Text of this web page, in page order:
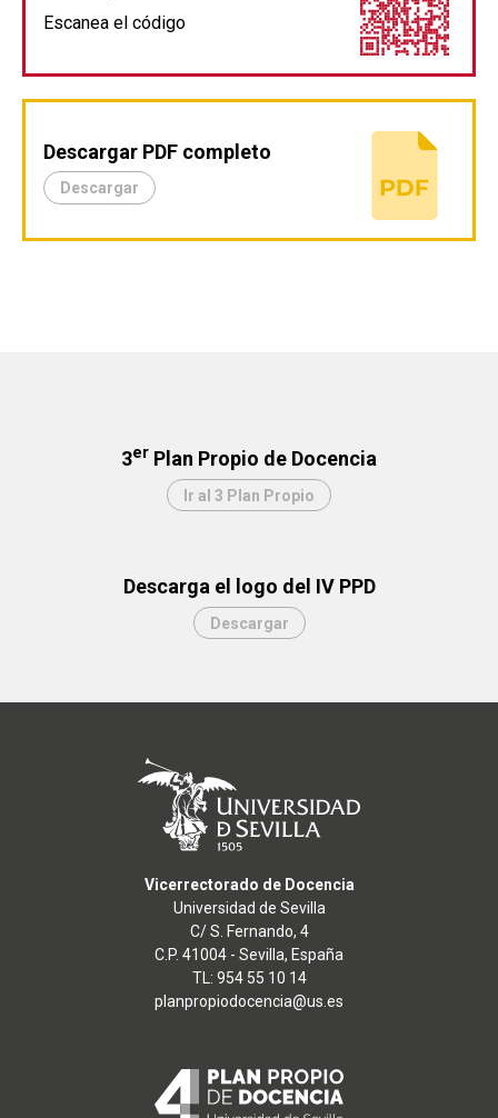
Escanea el código
Descargar PDF completo
Descargar
3er Plan Propio de Docencia
Ir al 3 Plan Propio
Descarga el logo del IV PPD
Descargar
Vicerrectorado de Docencia
Universidad de Sevilla
C/ S. Fernando, 4
C.P. 41004 - Sevilla, España
TL: 954 55 10 14
planpropiodocencia@us.es